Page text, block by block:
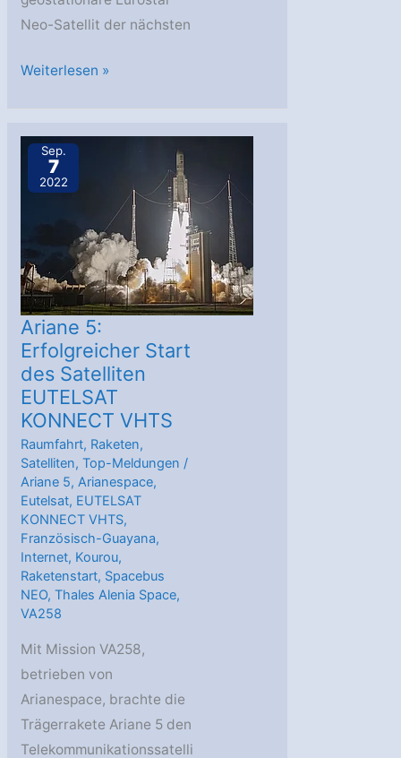
Neo-Satellit der nächsten
Erster
Satellit
Airbus
Transport
zum
Startplatz
Weiterlesen »
Sep.
7
2022
Ariane 5:
Erfolgreicher Start
des Satelliten
EUTELSAT
KONNECT VHTS
Raumfahrt, Raketen,
Satelliten,Top-Meldungen /
Ariane 5,Arianespace,
Eutelsat, EUTELSAT
KONNECT VHTS,
Französisch-Guayana,
Internet, Kourou,
Raketenstart, Spacebus
NEO,Thales Alenia Space,
VA258
Mit Mission VA258,
betrieben von
Arianespace, brachte die
Trägerrakete Ariane 5 den
Telekommunikationssatelli